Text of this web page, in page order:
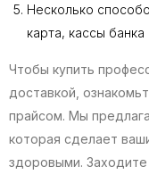
Несколько
карта, кассы
Чтобы купить
доставкой,
прайсом. Мы
которая сделает
здоровыми. Заходите